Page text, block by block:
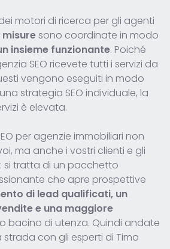
motori di ricerca per gli agenti
sono coordinate in modo
insieme funzionante. Poiché
SEO ricevete tutti i servizi da
vengono eseguiti in modo
strategia SEO individuale, la
è elevata.
per agenzie immobiliari non
ma anche i vostri clienti e gli
si tratta di un pacchetto
che apre prospettive
di lead qualificati, un
e una maggiore
bacino di utenza. Quindi andate
con gli esperti di Timo